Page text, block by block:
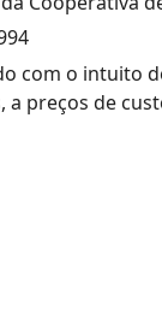
com o intuito
a preços de